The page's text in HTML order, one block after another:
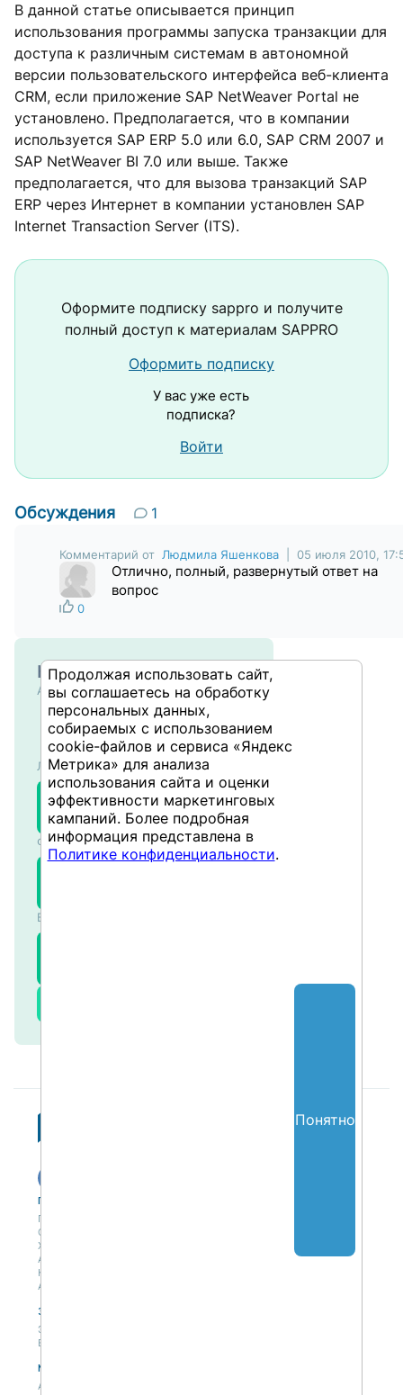
В данной статье описывается принцип
использования программы запуска транзакции для
доступа к различным системам в автономной
версии пользовательского интерфейса веб-клиента
CRM, если приложение SAP NetWeaver Portal не
установлено. Предполагается, что в компании
используется SAP ERP 5.0 или 6.0, SAP CRM 2007 и
SAP NetWeaver BI 7.0 или выше. Также
предполагается, что для вызова транзакций SAP
ERP через Интернет в компании установлен SAP
Internet Transaction Server (ITS).
Оформите подписку sappro и получите
полный доступ к материалам SAPPRO
Оформить подписку
У вас уже есть
подписка?
Войти
Обсуждения 1
Комментарий от Людмила Яшенкова | 05 июля 2010,
Отлично, полный, развернутый ответ на
вопрос
0
Курсы и тренинги
Администрирование
Настройка
производительности
систем на основе SAP
NW ABAP
10.08.2026
Логистика
SMM
304
Настройки в
управлении
материальными
потоками в SAP
10.08.2026
Финансы и учёт
Планирование
Бизнес-аналитика
Публикации
Публикации
Обсуждения
Журнал
Антологии
Колонки
Авторы
Экспертная сеть
Экспертная сеть
Вакансии
Мероприятия
Анонсы мероприятий
Продолжая использовать сайт,
вы соглашаетесь на обработку
персональных данных,
собираемых с использованием
cookie-файлов и сервиса «Яндекс
Метрика» для анализа
использования сайта и оценки
эффективности маркетинговых
кампаний. Более подробная
информация представлена в
Политике конфиденциальности.
Понятно